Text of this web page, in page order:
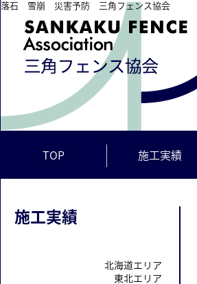
落石 雪崩 災害予防 三角フェンス協会
TOP 施工実績
施工実績
北海道エリア
東北エリア